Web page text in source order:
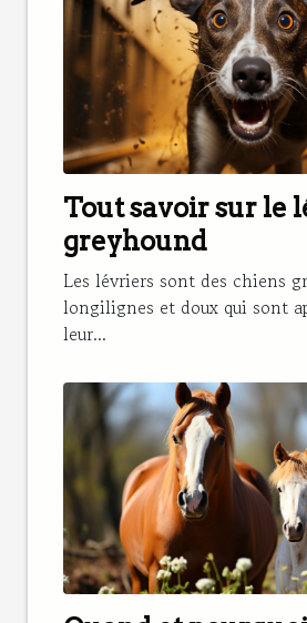
Tout savoir sur le
greyhound
Les lévriers sont des chiens
longilignes et doux qui sont
leur...